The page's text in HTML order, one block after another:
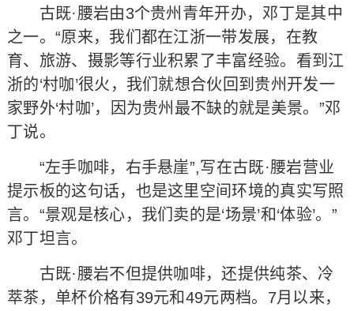
古既·腰岩由3个贵州青年开办，邓丁是其中
之一。“原来，我们都在江浙一带发展，在教
育、旅游、摄影等行业积累了丰富经验。看到江
浙的‘村咖’很火，我们就想合伙回到贵州开发一
家野外‘村咖’，因为贵州最不缺的就是美景。”邓
丁说。
“左手咖啡，右手悬崖”,写在古既·腰岩营业
提示板的这句话，也是这里空间环境的真实写照
言。“景观是核心，我们卖的是‘场景’和‘体验’。”
邓丁坦言。
古既·腰岩不但提供咖啡，还提供纯茶、冷
萃茶，单杯价格有39元和49元两档。7月以来，